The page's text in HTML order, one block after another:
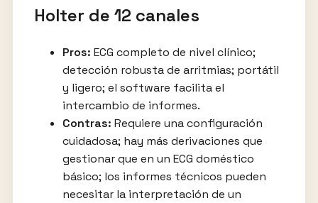
Holter de 12 canales
Pros: ECG completo de nivel clínico;
detección robusta de arritmias; portátil
y ligero; el software facilita el
intercambio de informes.
Contras: Requiere una configuración
cuidadosa; hay más derivaciones que
gestionar que en un ECG doméstico
básico; los informes técnicos pueden
necesitar la interpretación de un